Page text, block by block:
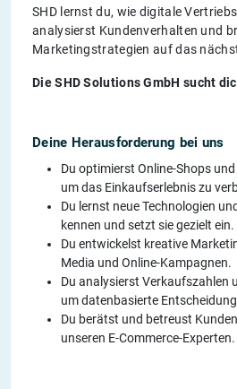
SHD lernst du, wie digitale
analysierst Kundenverhalten und
Marketingstrategien auf das
Die SHD Solutions GmbH sucht
Deine Herausforderung bei uns
Du optimierst Online-Shops
um das Einkaufserlebnis zu
Du lernst neue Technologien
kennen und setzt sie gezielt ein.
Du entwickelst kreative
Media und Online-Kampagnen.
Du analysierst Verkaufszahlen
um datenbasierte
Du berätst und betreust
unseren E-Commerce-Experten.